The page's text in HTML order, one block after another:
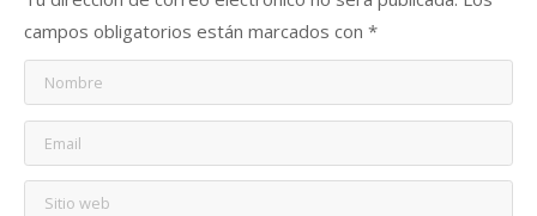
campos obligatorios están marcados con *